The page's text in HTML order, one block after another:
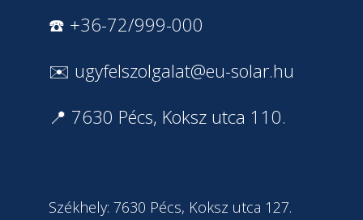
☎️ +36-72/999-000
✉️ ugyfelszolgalat@eu-solar.hu
📍 7630 Pécs, Koksz utca 110.
Székhely: 7630 Pécs, Koksz utca 127.